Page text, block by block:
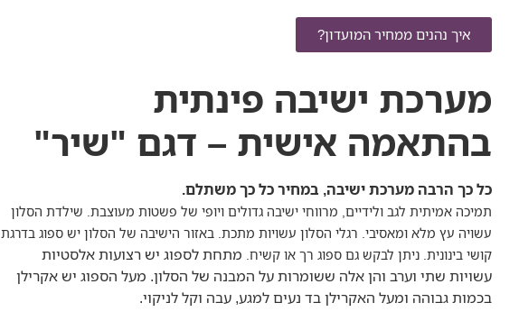
איך נהנים ממחיר המועדון?
מערכת ישיבה פינתית
בהתאמה אישית – דגם "שיר"
כל כך הרבה מערכת ישיבה, במחיר כל כך משתלם.
תמיכה אמיתית לגב ולידיים, מרווחי ישיבה גדולים ויופי של פשטות מעוצבת. שילדת הסלון
עשויה עץ מלא ומאסיבי. רגלי הסלון עשויות מתכת. באזור הישיבה של הסלון יש ספוג בדרגת
קושי בינונית. ניתן לבקש גם ספוג רך או קשיח. מתחת לספוג יש רצועות אלסטיות
עשויות שתי וערב והן אלה ששומרות על המבנה של הסלון. מעל הספוג יש אקרילן
בכמות גבוהה ומעל האקרילן בד נעים למגע, עבה וקל לניקוי.